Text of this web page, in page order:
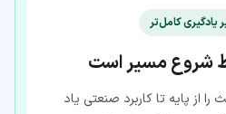
یادگیری کامل‌تر
شروع مسیر است
از پایه تا کاربرد صنعتی یاد